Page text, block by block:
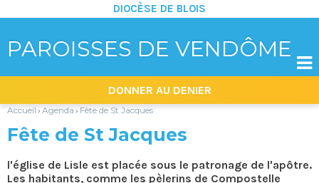
PAROISSES DE VENDÔME
DIOCÈSE DE BLOIS
|
Aller
navigation
DONNER AU DENIER

Accueil › Agenda › Fête de St Jacques
Fête de St Jacques
l'église de Lisle est placée sous le patronage de l'apôtre.
Les habitants, comme les pèlerins de Compostelle